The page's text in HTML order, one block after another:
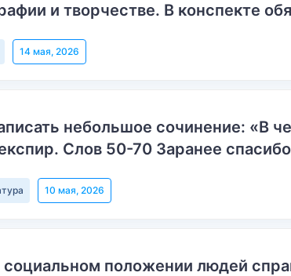
и творчестве. В конспекте
14 мая, 2026
небольшое сочинение: «В
Слов 50-70 Заранее
10 мая, 2026
социальном положении людей